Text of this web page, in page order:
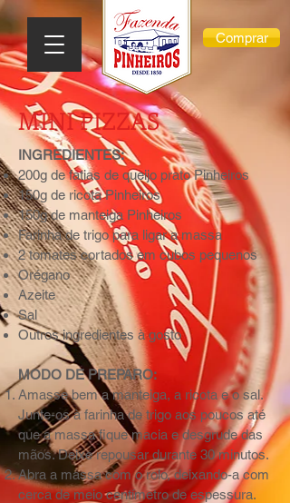
Comprar
MINI PIZZAS
INGREDIENTES:
200g de fatias de queijo prato Pinheiros
150g de ricota Pinheiros
150g de manteiga Pinheiros
Farinha de trigo para ligar a massa
2 tomates cortados em cubos pequenos
Orégano
Azeite
Sal
Outros ingredientes à gosto
MODO DE PREPARO:
Amasse bem a manteiga, a ricota e o sal.
Junte-os à farinha de trigo aos poucos até
que a massa fique macia e desgrude das
mãos. Deixe repousar durante 30 minutos.
Abra a massa com o rolo, deixando-a com
cerca de meio centímetro de espessura.